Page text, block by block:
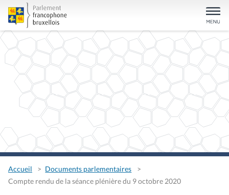
Accueil
Documents parlementaires
Compte rendu de la séance plénière du 9 octobre 2020